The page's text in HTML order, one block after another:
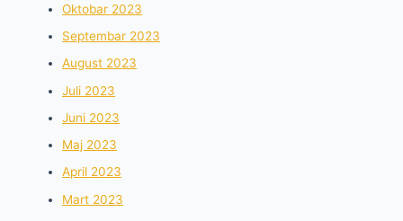
Oktobar 2023
Septembar 2023
August 2023
Juli 2023
Juni 2023
Maj 2023
April 2023
Mart 2023